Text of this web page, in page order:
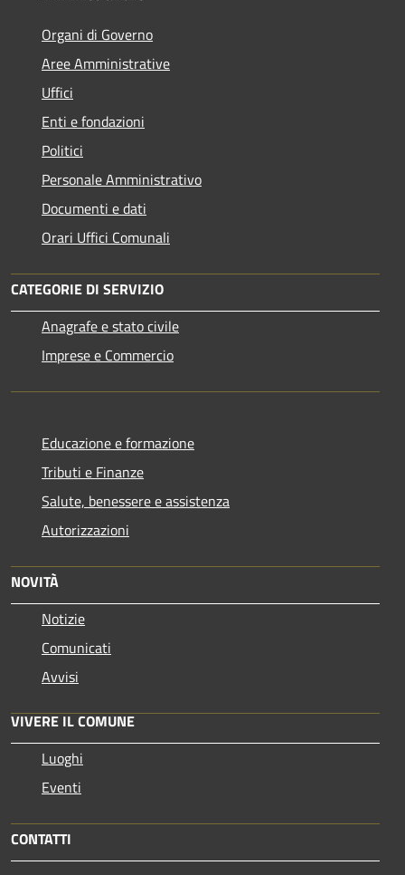
Organi di Governo
Aree Amministrative
Uffici
Enti e fondazioni
Politici
Personale Amministrativo
Documenti e dati
Orari Uffici Comunali
CATEGORIE DI SERVIZIO
Anagrafe e stato civile
Imprese e Commercio
Educazione e formazione
Tributi e Finanze
Salute, benessere e assistenza
Autorizzazioni
NOVITÀ
Notizie
Comunicati
Avvisi
VIVERE IL COMUNE
Luoghi
Eventi
CONTATTI